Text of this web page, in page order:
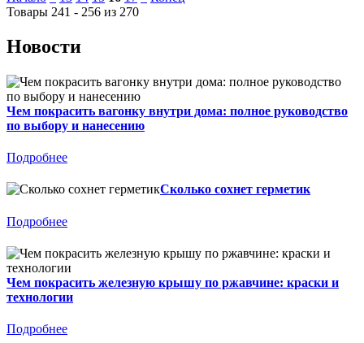
Товары 241 - 256 из 270
Новости
Чем покрасить вагонку внутри дома: полное руководство
по выбору и нанесению
Подробнее
Сколько сохнет герметик
Подробнее
Чем покрасить железную крышу по ржавчине: краски и
технологии
Подробнее